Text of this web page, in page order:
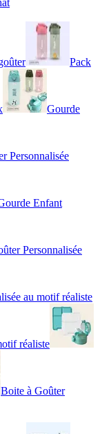
Pack
Gourde
Personnalisée
Enfant
Personnalisée
au motif réaliste
réaliste
Boite à Goûter